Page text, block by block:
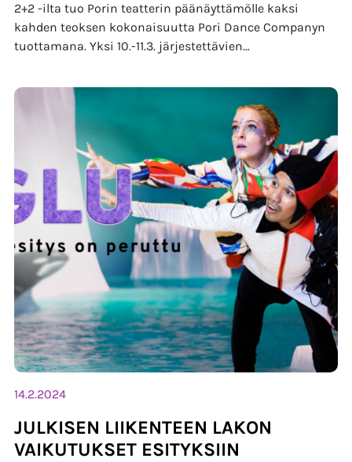
2+2 -ilta tuo Porin teatterin päänäyttämölle kaksi
kahden teoksen kokonaisuutta Pori Dance Companyn
tuottamana. Yksi 10.-11.3. järjestettävien...
14.2.2024
JULKISEN LIIKENTEEN LAKON
VAIKUTUKSET ESITYKSIIN